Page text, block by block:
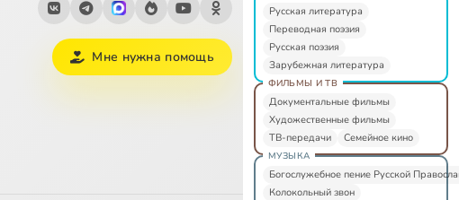
Мне нужна помощь
Русская литература
Переводная поэзия
Русская поэзия
Зарубежная литература
ФИЛЬМЫ И ТВ
Документальные фильмы
Художественные фильмы
ТВ-передачи
Семейное кино
МУЗЫКА
Богослужебное пение Русской
Колокольный звон